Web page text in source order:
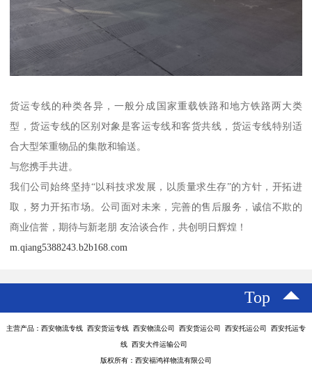
货运专线的种类各异，一般分成国家重载铁路和地方铁路两大类
型，货运专线的区别对象是客运专线和客货共线，货运专线特别适
合大型笨重物品的集散和输送。
与您携手共进。
我们公司始终坚持“以科技求发展，以质量求生存”的方针，开拓进
取，努力开拓市场。公司面对未来，完善的售后服务，诚信不欺的
商业信誉，期待与新老朋 友洽谈合作，共创明日辉煌！
m.qiang5388243.b2b168.com
Top
主营产品：西安物流专线 西安货运专线 西安物流公司 西安货运公司 西安托运公司 西安托运专
线 西安大件运输公司
版权所有：西安福鸿祥物流有限公司